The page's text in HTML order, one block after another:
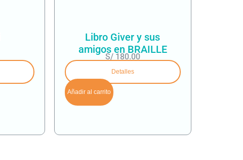
Libro Giver y sus
amigos en BRAILLE
S/180.00
Detalles
Añadir al carrito